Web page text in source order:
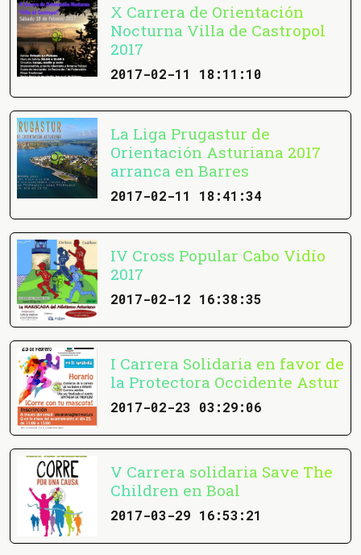
X Carrera de Orientación
Nocturna Villa de Castropol
2017
2017-02-11 18:11:10
La Liga Prugastur de
Orientación Asturiana 2017
arranca en Barres
2017-02-11 18:41:34
IV Cross Popular Cabo Vidío
2017
2017-02-12 16:38:35
I Carrera Solidaria en favor de
la Protectora Occidente Astur
2017-02-23 03:29:06
V Carrera solidaria Save The
Children en Boal
2017-03-29 16:53:21